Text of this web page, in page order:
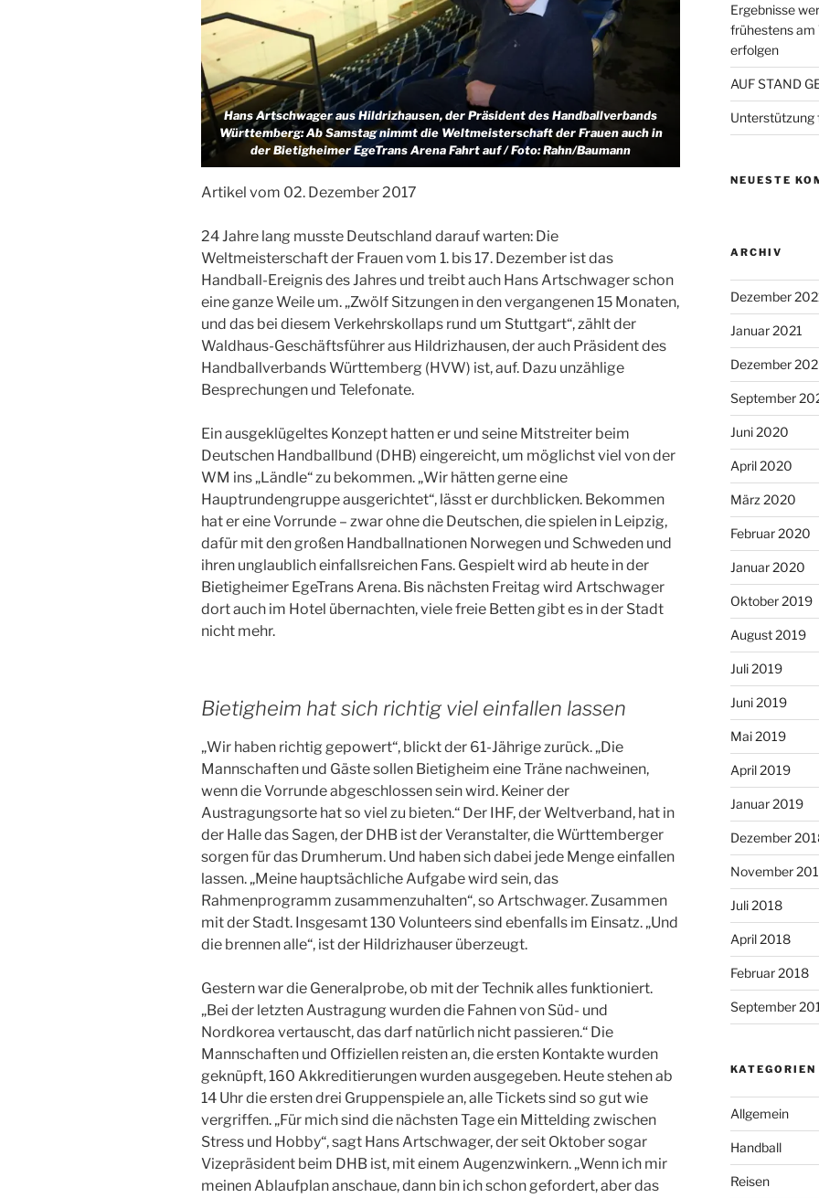
Hans Artschwager aus Hildrizhausen, der Präsident des Handballverbands
Württemberg: Ab Samstag nimmt die Weltmeisterschaft der Frauen auch in
der Bietigheimer EgeTrans Arena Fahrt auf / Foto: Rahn/Baumann
Artikel vom 02. Dezember 2017
24 Jahre lang musste Deutschland darauf warten: Die
Weltmeisterschaft der Frauen vom 1. bis 17. Dezember ist das
Handball-Ereignis des Jahres und treibt auch Hans Artschwager schon
eine ganze Weile um. „Zwölf Sitzungen in den vergangenen 15 Monaten,
und das bei diesem Verkehrskollaps rund um Stuttgart“, zählt der
Waldhaus-Geschäftsführer aus Hildrizhausen, der auch Präsident des
Handballverbands Württemberg (HVW) ist, auf. Dazu unzählige
Besprechungen und Telefonate.
Ein ausgeklügeltes Konzept hatten er und seine Mitstreiter beim
Deutschen Handballbund (DHB) eingereicht, um möglichst viel von der
WM ins „Ländle“ zu bekommen. „Wir hätten gerne eine
Hauptrundengruppe ausgerichtet“, lässt er durchblicken. Bekommen
hat er eine Vorrunde – zwar ohne die Deutschen, die spielen in Leipzig,
dafür mit den großen Handballnationen Norwegen und Schweden und
ihren unglaublich einfallsreichen Fans. Gespielt wird ab heute in der
Bietigheimer EgeTrans Arena. Bis nächsten Freitag wird Artschwager
dort auch im Hotel übernachten, viele freie Betten gibt es in der Stadt
nicht mehr.
Bietigheim hat sich richtig viel einfallen lassen
„Wir haben richtig gepowert“, blickt der 61-Jährige zurück. „Die
Mannschaften und Gäste sollen Bietigheim eine Träne nachweinen,
wenn die Vorrunde abgeschlossen sein wird. Keiner der
Austragungsorte hat so viel zu bieten.“ Der IHF, der Weltverband, hat in
der Halle das Sagen, der DHB ist der Veranstalter, die Württemberger
sorgen für das Drumherum. Und haben sich dabei jede Menge einfallen
lassen. „Meine hauptsächliche Aufgabe wird sein, das
Rahmenprogramm zusammenzuhalten“, so Artschwager. Zusammen
mit der Stadt. Insgesamt 130 Volunteers sind ebenfalls im Einsatz. „Und
die brennen alle“, ist der Hildrizhauser überzeugt.
Gestern war die Generalprobe, ob mit der Technik alles funktioniert.
„Bei der letzten Austragung wurden die Fahnen von Süd- und
Nordkorea vertauscht, das darf natürlich nicht passieren.“ Die
Mannschaften und Offiziellen reisten an, die ersten Kontakte wurden
geknüpft, 160 Akkreditierungen wurden ausgegeben. Heute stehen ab
14 Uhr die ersten drei Gruppenspiele an, alle Tickets sind so gut wie
vergriffen. „Für mich sind die nächsten Tage ein Mittelding zwischen
Stress und Hobby“, sagt Hans Artschwager, der seit Oktober sogar
Vizepräsident beim DHB ist, mit einem Augenzwinkern. „Wenn ich mir
meinen Ablaufplan anschaue, dann bin ich schon gefordert, aber das
Ergebnisse
frühestens am
erfolgen
AUF STAND
Unterstützung
NEUESTE
ARCHIV
Dezember
Januar 2021
Dezember
September
Juni 2020
April 2020
März 2020
Februar 2020
Januar 2020
Oktober 2019
August 2019
Juli 2019
Juni 2019
Mai 2019
April 2019
Januar 2019
Dezember
November
Juli 2018
April 2018
Februar 2018
September
KATEGORIEN
Allgemein
Handball
Reisen